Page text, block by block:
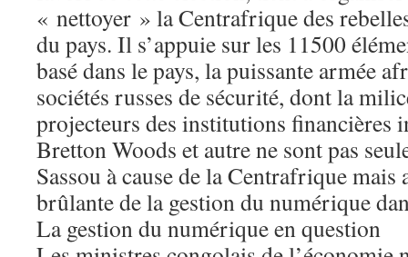
« nettoyer » la Centrafrique des
du pays. Il s’appuie sur les 11500
basé dans le pays, la puissante armée
sociétés russes de sécurité, dont la
projecteurs des institutions financières
Bretton Woods et autre ne sont pas
Sassou à cause de la Centrafrique
brûlante de la gestion du numérique
La gestion du numérique en question